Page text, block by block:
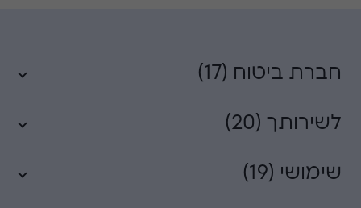
חברת ביטוח (17)
לשירותך (20)
שימושי (19)